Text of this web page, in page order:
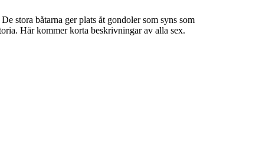
stora båtarna ger plats åt gondoler som syns som
Här kommer korta beskrivningar av alla sex.